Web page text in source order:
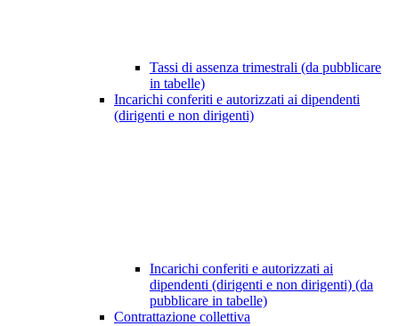
Tassi di assenza trimestrali (da pubblicare
in tabelle)
Incarichi conferiti e autorizzati ai dipendenti
(dirigenti e non dirigenti)
Incarichi conferiti e autorizzati ai
dipendenti (dirigenti e non dirigenti) (da
pubblicare in tabelle)
Contrattazione collettiva